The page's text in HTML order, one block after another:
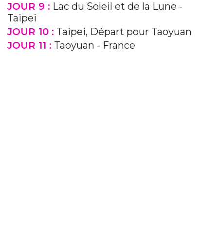
JOUR 9 : Lac du Soleil et de la Lune -
Taipei
JOUR 10 : Taipei, Départ pour Taoyuan
JOUR 11 : Taoyuan - France